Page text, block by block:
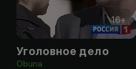
16+
Уголовное дело
Obuna